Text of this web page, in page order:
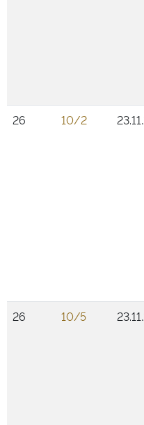
26
10/2
26
10/5